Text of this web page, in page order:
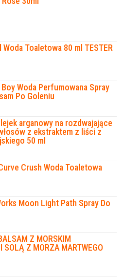
Toaletowa 80 ml TESTER
Woda Perfumowana Spray
Po Goleniu
arganowy na rozdwajające
z ekstraktem z liści z
50 ml
Crush Woda Toaletowa
Moon Light Path Spray Do
Z MORSKIM
SOLĄ Z MORZA MARTWEGO